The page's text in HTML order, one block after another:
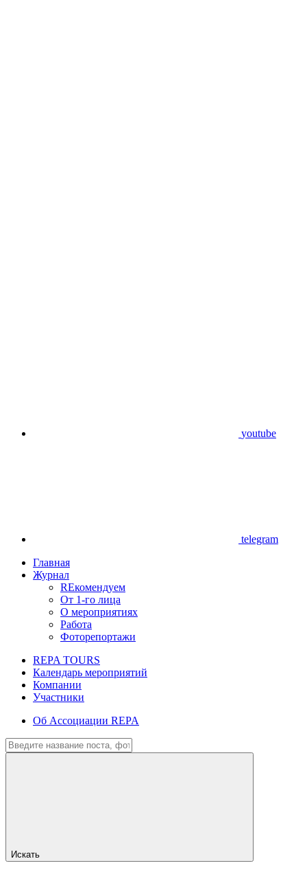
youtube
telegram
Главная
Журнал
REкомендуем
От 1-го лица
О мероприятиях
Работа
Фоторепортажи
REPA TOURS
Календарь мероприятий
Компании
Участники
Об Ассоциации REPA
Искать